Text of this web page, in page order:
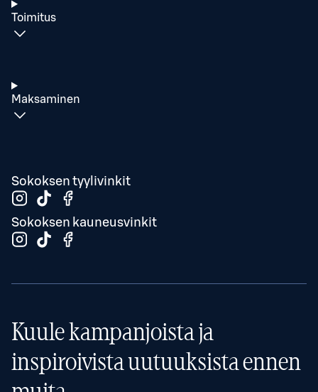
Toimitus
Maksaminen
Sokoksen tyylivinkit
Sokoksen kauneusvinkit
Kuule kampanjoista ja
inspiroivista uutuuksista ennen